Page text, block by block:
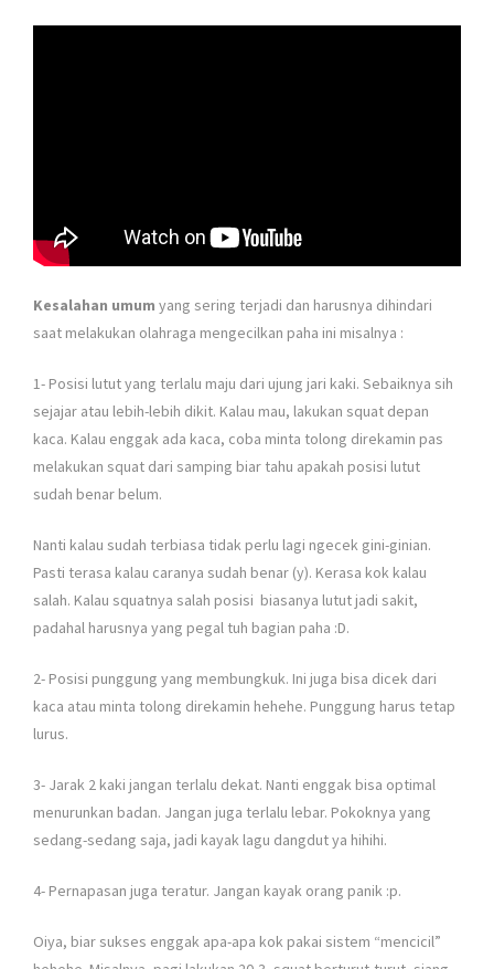
Kesalahan umum yang sering terjadi dan harusnya dihindari
saat melakukan olahraga mengecilkan paha ini misalnya :
1- Posisi lutut yang terlalu maju dari ujung jari kaki. Sebaiknya sih
sejajar atau lebih-lebih dikit. Kalau mau, lakukan squat depan
kaca. Kalau enggak ada kaca, coba minta tolong direkamin pas
melakukan squat dari samping biar tahu apakah posisi lutut
sudah benar belum.
Nanti kalau sudah terbiasa tidak perlu lagi ngecek gini-ginian.
Pasti terasa kalau caranya sudah benar (y). Kerasa kok kalau
salah. Kalau squatnya salah posisi biasanya lutut jadi sakit,
padahal harusnya yang pegal tuh bagian paha :D.
2- Posisi punggung yang membungkuk. Ini juga bisa dicek dari
kaca atau minta tolong direkamin hehehe. Punggung harus tetap
lurus.
3- Jarak 2 kaki jangan terlalu dekat. Nanti enggak bisa optimal
menurunkan badan. Jangan juga terlalu lebar. Pokoknya yang
sedang-sedang saja, jadi kayak lagu dangdut ya hihihi.
4- Pernapasan juga teratur. Jangan kayak orang panik :p.
Oiya, biar sukses enggak apa-apa kok pakai sistem “mencicil”